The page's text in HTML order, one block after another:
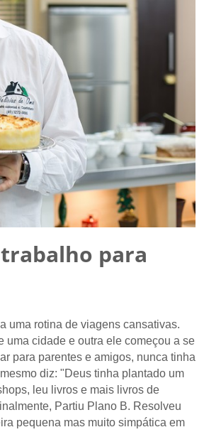
para
uma rotina de viagens cansativas.
uma cidade e outra ele começou a se
para parentes e amigos, nunca tinha
diz: "Deus tinha plantado um
leu livros e mais livros de
Partiu Plano B. Resolveu
pequena mas muito simpática em